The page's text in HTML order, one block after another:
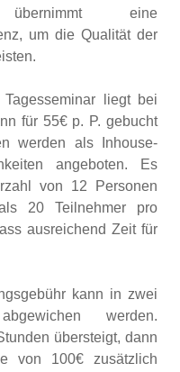
eine
um die Qualität der
liegt bei
für 55€ p. P. gebucht
werden als Inhouse-
angeboten. Es
von 12 Personen
20 Teilnehmer pro
ausreichend Zeit für
kann in zwei
werden.
übersteigt, dann
von 100€ zusätzlich